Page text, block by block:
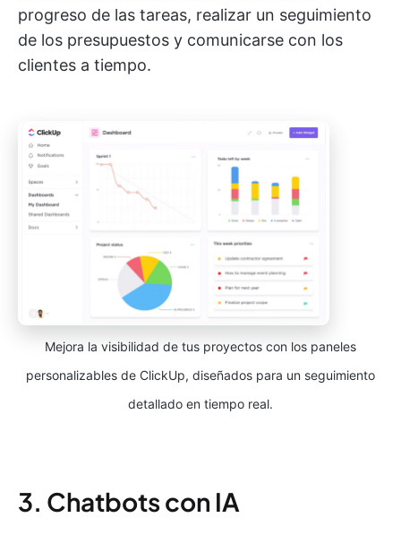
progreso de las tareas, realizar un seguimiento
de los presupuestos y comunicarse con los
clientes a tiempo.
Mejora la visibilidad de tus proyectos con los paneles
personalizables de ClickUp, diseñados para un seguimiento
detallado en tiempo real.
3. Chatbots con IA